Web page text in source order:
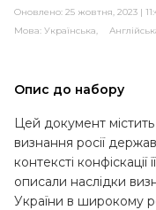
Оновлено: 25 жовтня, 2023 |
Мова: Українська,
Опис до набору
Цей документ
визнання росії
контексті
описали наслідки
України в широкому